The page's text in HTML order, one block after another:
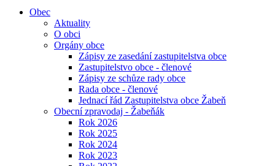
Obec
Aktuality
O obci
Orgány obce
Zápisy ze zasedání zastupitelstva obce
Zastupitelstvo obce - členové
Zápisy ze schůze rady obce
Rada obce - členové
Jednací řád Zastupitelstva obce Žabeň
Obecní zpravodaj - Žabeňák
Rok 2026
Rok 2025
Rok 2024
Rok 2023